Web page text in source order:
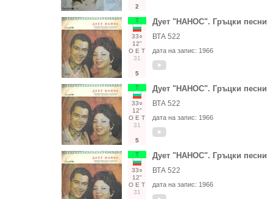
2
Т
33○
12"
О Е Т
31
5
Дует "НАНОС". Гръцки песни
ВТА 522
дата на запис: 1966
Т
33○
12"
О Е Т
31
5
Дует "НАНОС". Гръцки песни
ВТА 522
дата на запис: 1966
Т
33○
12"
О Е Т
31
Дует "НАНОС". Гръцки песни
ВТА 522
дата на запис: 1966